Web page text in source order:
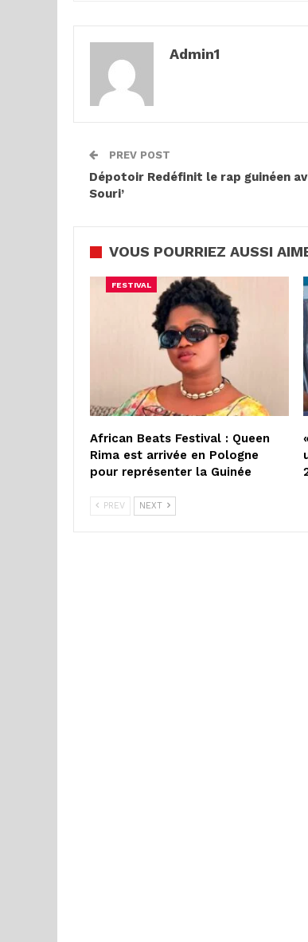
Admin1
PREV POST
Dépotoir Redéfinit le rap guinéen
Souri’
VOUS POURRIEZ AUSSI
FESTIVAL
African Beats Festival : Queen
Rima est arrivée en Pologne
pour représenter la Guinée
PREV NEXT